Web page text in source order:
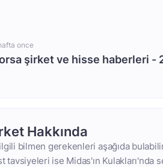
once
şirket ve hisse haberleri -
Hakkında
bilmen gerekenleri aşağıda
tavsiyeleri ise Midas'ın Kulakları'nda